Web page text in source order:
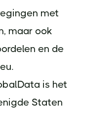
met
maar ook
en de
is het
Staten